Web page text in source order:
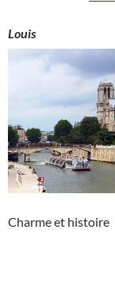
Louis
Charme et histoire